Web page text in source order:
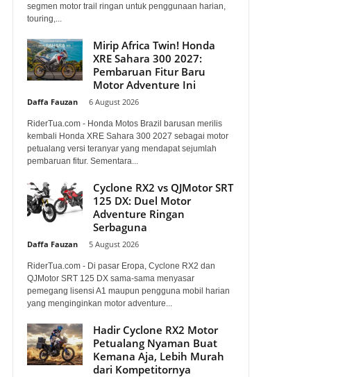
segmen motor trail ringan untuk penggunaan harian,
touring,...
Mirip Africa Twin! Honda
XRE Sahara 300 2027:
Pembaruan Fitur Baru
Motor Adventure Ini
Daffa Fauzan 6 August 2026
RiderTua.com - Honda Motos Brazil barusan merilis
kembali Honda XRE Sahara 300 2027 sebagai motor
petualang versi teranyar yang mendapat sejumlah
pembaruan fitur. Sementara...
Cyclone RX2 vs QJMotor SRT
125 DX: Duel Motor
Adventure Ringan
Serbaguna
Daffa Fauzan 5 August 2026
RiderTua.com - Di pasar Eropa, Cyclone RX2 dan
QJMotor SRT 125 DX sama-sama menyasar
pemegang lisensi A1 maupun pengguna mobil harian
yang menginginkan motor adventure...
Hadir Cyclone RX2 Motor
Petualang Nyaman Buat
Kemana Aja, Lebih Murah
dari Kompetitornya